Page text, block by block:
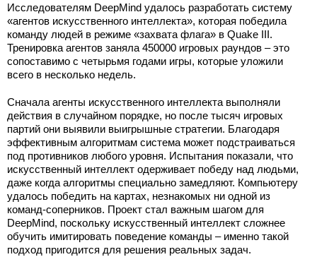
Исследователям DeepMind удалось разработать систему
«агентов искусственного интеллекта», которая победила
команду людей в режиме «захвата флага» в Quake III.
Тренировка агентов заняла 450000 игровых раундов – это
сопоставимо с четырьмя годами игры, которые уложили
всего в несколько недель.
Сначала агенты искусственного интеллекта выполняли
действия в случайном порядке, но после тысяч игровых
партий они выявили выигрышные стратегии. Благодаря
эффективным алгоритмам система может подстраиваться
под противников любого уровня. Испытания показали, что
искусственный интеллект одерживает победу над людьми,
даже когда алгоритмы специально замедляют. Компьютеру
удалось победить на картах, незнакомых ни одной из
команд-соперников. Проект стал важным шагом для
DeepMind, поскольку искусственный интеллект сложнее
обучить имитировать поведение команды – именно такой
подход пригодится для решения реальных задач.